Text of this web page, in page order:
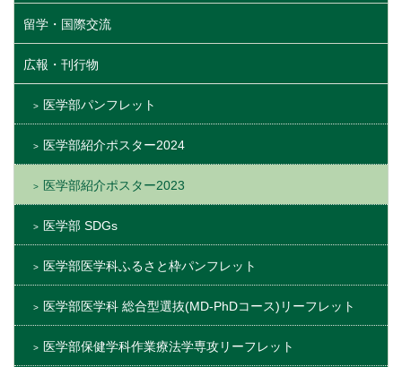
留学・国際交流
広報・刊行物
医学部パンフレット
医学部紹介ポスター2024
医学部紹介ポスター2023
医学部 SDGs
医学部医学科ふるさと枠パンフレット
医学部医学科 総合型選抜(MD-PhDコース)リーフレット
医学部保健学科作業療法学専攻リーフレット